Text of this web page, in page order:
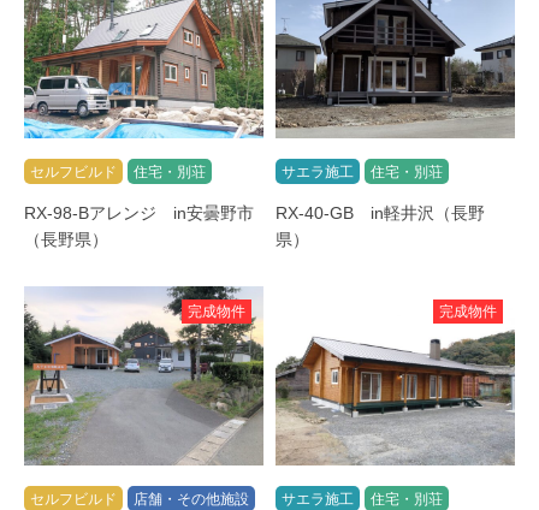
セルフビルド 住宅・別荘
RX-98-Bアレンジ in安曇野市
（長野県）
サエラ施工 住宅・別荘
RX-40-GB in軽井沢（長野
県）
完成物件
セルフビルド 店舗・その他施設
完成物件
サエラ施工 住宅・別荘